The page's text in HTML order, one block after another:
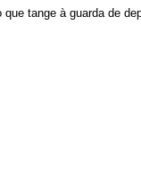
tange à guarda de